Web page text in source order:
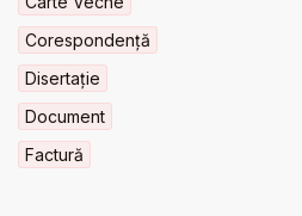
Corespondență
Disertație
Document
Factură